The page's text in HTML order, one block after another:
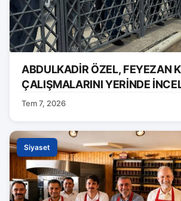
ABDULKADİR ÖZEL, FEYEZAN
ÇALIŞMALARINI YERİNDE
Tem 7, 2026
Siyaset